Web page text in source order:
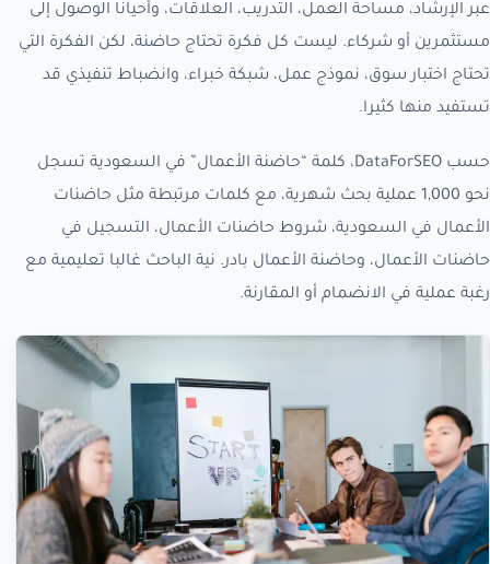
عبر الإرشاد، مساحة العمل، التدريب، العلاقات، وأحيانا الوصول إلى
مستثمرين أو شركاء. ليست كل فكرة تحتاج حاضنة، لكن الفكرة التي
تحتاج اختبار سوق، نموذج عمل، شبكة خبراء، وانضباط تنفيذي قد
تستفيد منها كثيرا.
حسب DataForSEO، كلمة “حاضنة الأعمال” في السعودية تسجل
نحو 1,000 عملية بحث شهرية، مع كلمات مرتبطة مثل حاضنات
الأعمال في السعودية، شروط حاضنات الأعمال، التسجيل في
حاضنات الأعمال، وحاضنة الأعمال بادر. نية الباحث غالبا تعليمية مع
رغبة عملية في الانضمام أو المقارنة.